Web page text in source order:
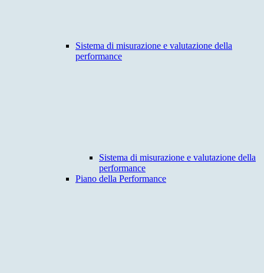
Sistema di misurazione e valutazione della
performance
Sistema di misurazione e valutazione della
performance
Piano della Performance